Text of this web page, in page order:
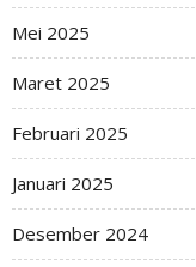
Mei 2025
Maret 2025
Februari 2025
Januari 2025
Desember 2024